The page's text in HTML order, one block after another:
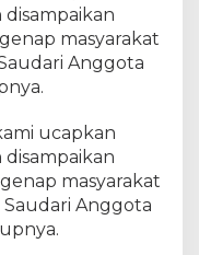
masyarakat
Anggota
ucapkan
masyarakat
Anggota